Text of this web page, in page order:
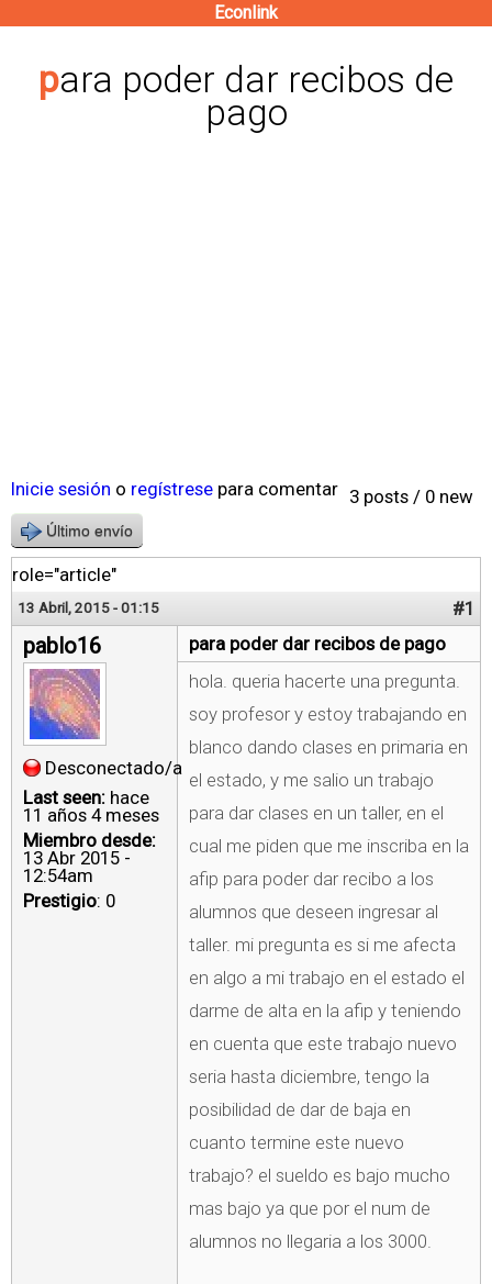
contenido
Econlink
para poder dar recibos de
pago
3 posts / 0 new
Inicie sesión o regístrese para comentar
Último envío
role="article"
13 Abril, 2015 - 01:15 #1
pablo16
Desconectado/a
Last seen: hace
11 años 4 meses
Miembro desde:
13 Abr 2015 -
12:54am
Prestigio: 0
para poder dar recibos de pago
hola. queria hacerte una pregunta.
soy profesor y estoy trabajando en
blanco dando clases en primaria en
el estado, y me salio un trabajo
para dar clases en un taller, en el
cual me piden que me inscriba en la
afip para poder dar recibo a los
alumnos que deseen ingresar al
taller. mi pregunta es si me afecta
en algo a mi trabajo en el estado el
darme de alta en la afip y teniendo
en cuenta que este trabajo nuevo
seria hasta diciembre, tengo la
posibilidad de dar de baja en
cuanto termine este nuevo
trabajo? el sueldo es bajo mucho
mas bajo ya que por el num de
alumnos no llegaria a los 3000.